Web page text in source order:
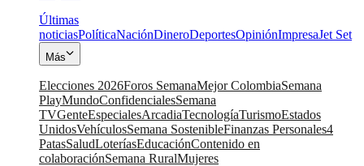
Últimas
noticiasPolíticaNaciónDineroDeportesOpiniónImpresaJet Set
Más
Elecciones 2026Foros SemanaMejor ColombiaSemana
PlayMundoConfidencialesSemana
TVGenteEspecialesArcadiaTecnologíaTurismoEstados
UnidosVehículosSemana SostenibleFinanzas Personales4
PatasSaludLoteríasEducaciónContenido en
colaboraciónSemana RuralMujeres